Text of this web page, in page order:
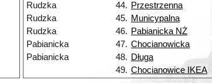
Rudzka
44. Przestrzenna
Rudzka
45. Municypalna
Rudzka
46. Pabianicka NŻ
Pabianicka
47. Chocianowicka
Pabianicka
48. Długa
49. Chocianowice IKEA